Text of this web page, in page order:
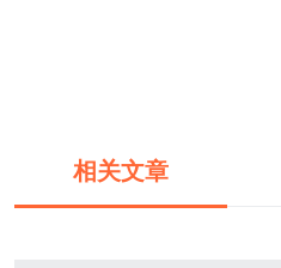
相关文章